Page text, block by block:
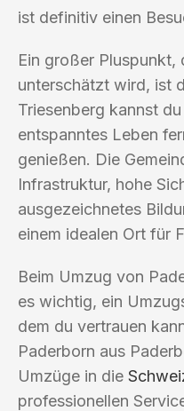
ist definitiv einen
Ein großer
unterschätzt wird, ist
Triesenberg kannst
entspanntes Leben
genießen. Die
Infrastruktur, hohe
ausgezeichnetes
einem idealen Ort für
Beim Umzug von
es wichtig, ein
dem du vertrauen
Paderborn aus
Umzüge in die
professionellen